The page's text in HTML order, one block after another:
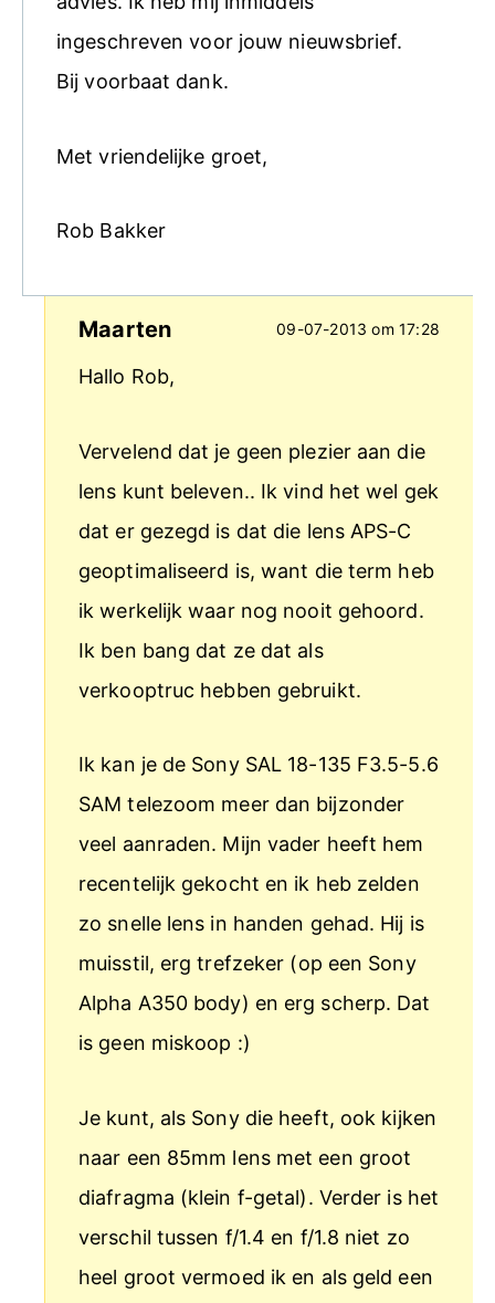
ingeschreven voor jouw nieuwsbrief.
Bij voorbaat dank.
Met vriendelijke groet,
Rob Bakker
Maarten 09-07-2013 om 17:28
Hallo Rob,
Vervelend dat je geen plezier aan die
lens kunt beleven.. Ik vind het wel gek
dat er gezegd is dat die lens APS-C
geoptimaliseerd is, want die term heb
ik werkelijk waar nog nooit gehoord.
Ik ben bang dat ze dat als
verkooptruc hebben gebruikt.
Ik kan je de Sony SAL 18-135 F3.5-5.6
SAM telezoom meer dan bijzonder
veel aanraden. Mijn vader heeft hem
recentelijk gekocht en ik heb zelden
zo snelle lens in handen gehad. Hij is
muisstil, erg trefzeker (op een Sony
Alpha A350 body) en erg scherp. Dat
is geen miskoop :)
Je kunt, als Sony die heeft, ook kijken
naar een 85mm lens met een groot
diafragma (klein f-getal). Verder is het
verschil tussen f/1.4 en f/1.8 niet zo
heel groot vermoed ik en als geld een